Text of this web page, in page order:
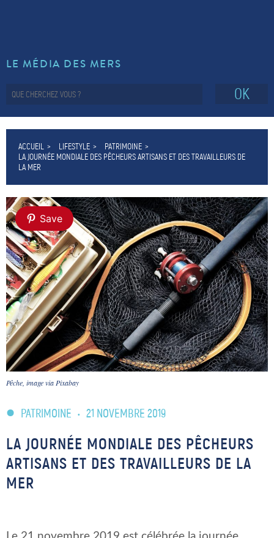
LE MÉDIA DES MERS
OK
ACCUEIL LIFESTYLE
PATRIMOINE
LA JOURNÉE MONDIALE DES PÊCHEURS ARTISANS ET DES TRAVAILLEURS DE
LA MER
Save
Pêche, image via Pixabay
PATRIMOINE • 21 NOVEMBRE 2019
LA JOURNÉE MONDIALE DES PÊCHEURS
ARTISANS ET DES TRAVAILLEURS DE LA
MER